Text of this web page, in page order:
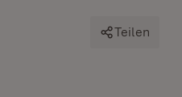
Teilen